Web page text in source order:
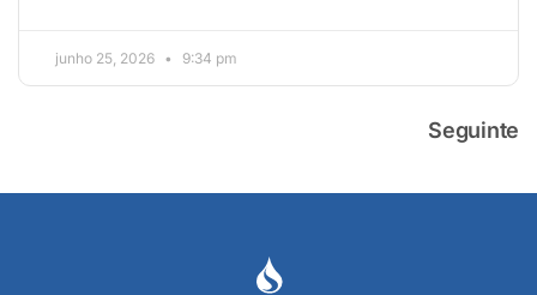
junho 25, 2026 9:34 pm
Seguinte